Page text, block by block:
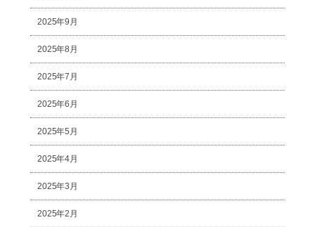
2025年9月
2025年8月
2025年7月
2025年6月
2025年5月
2025年4月
2025年3月
2025年2月